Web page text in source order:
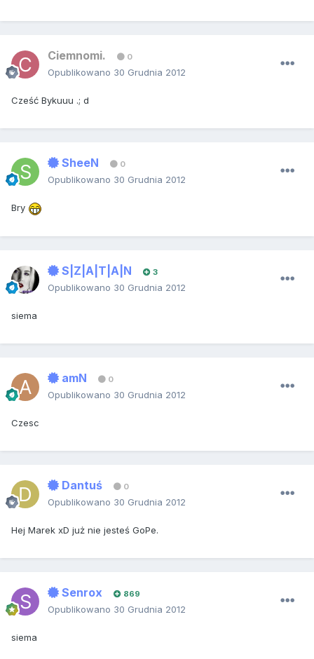
Ciemnomi. 0
Opublikowano 30 Grudnia 2012
Cześć Bykuuu .; d
SheeN 0
Opublikowano 30 Grudnia 2012
Bry
S|Z|A|T|A|N 3
Opublikowano 30 Grudnia 2012
siema
amN 0
Opublikowano 30 Grudnia 2012
Czesc
Dantuś 0
Opublikowano 30 Grudnia 2012
Hej Marek xD już nie jesteś GoPe.
Senrox 869
Opublikowano 30 Grudnia 2012
siema